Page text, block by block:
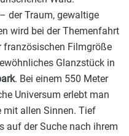
der Traum, gewaltige
wird bei der Themenfahrt
französischen Filmgröße
Glanzstück in
. Bei einem 550 Meter
Universum erlebt man
mit allen Sinnen. Tief
auf der Suche nach ihrem